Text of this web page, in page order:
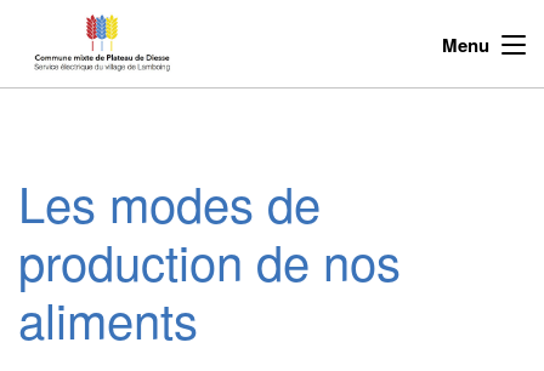
Menu
Les modes de
production de nos
aliments